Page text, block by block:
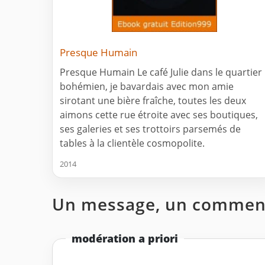
Presque Humain
Presque Humain Le café Julie dans le quartier
bohémien, je bavardais avec mon amie
sirotant une bière fraîche, toutes les deux
aimons cette rue étroite avec ses boutiques,
ses galeries et ses trottoirs parsemés de
tables à la clientèle cosmopolite.
2014
Un message, un
modération a priori